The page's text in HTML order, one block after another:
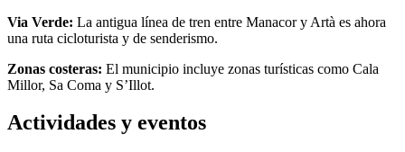
Via Verde: La antigua línea de tren entre Manacor y Artà es ahora
una ruta cicloturista y de senderismo.
Zonas costeras: El municipio incluye zonas turísticas como Cala
Millor, Sa Coma y S’Illot.
Actividades y eventos